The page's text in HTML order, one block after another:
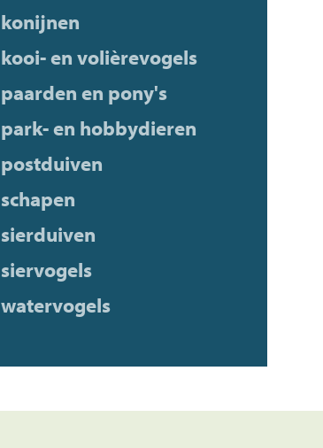
konijnen
kooi- en volièrevogels
paarden en pony's
park- en hobbydieren
postduiven
schapen
sierduiven
siervogels
watervogels